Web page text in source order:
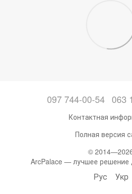
097 744-00-54 063
Контактная
Полная версия
©
ArcPalace — лучшее решение
Рус Укр